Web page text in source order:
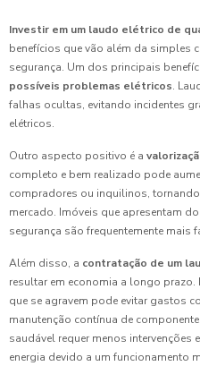
Investir em um laudo elétrico de
benefícios que vão além da simples
segurança. Um dos principais
possíveis problemas elétricos.
falhas ocultas, evitando incidentes
elétricos.
Outro aspecto positivo é a
completo e bem realizado pode
compradores ou inquilinos,
mercado. Imóveis que apresentam
segurança são frequentemente mais
Além disso, a contratação de um
resultar em economia a longo
que se agravem pode evitar gastos
manutenção contínua de
saudável requer menos intervenções
energia devido a um funcionamento